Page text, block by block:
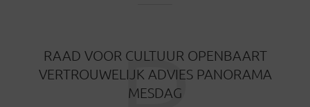
RAAD VOOR CULTUUR OPENBAART
VERTROUWELIJK ADVIES PANORAMA
MESDAG